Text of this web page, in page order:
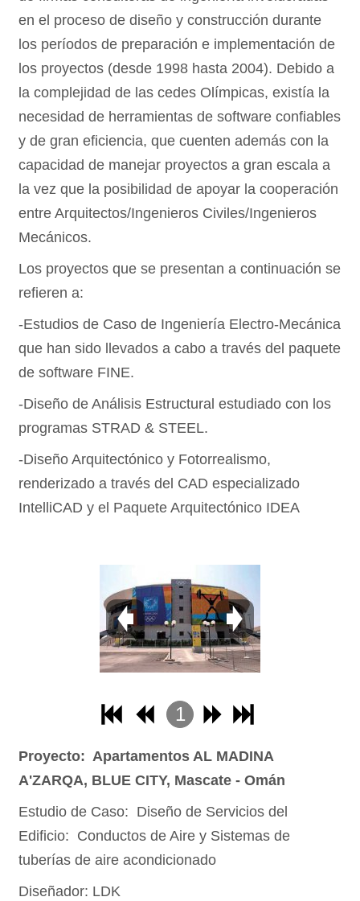
en el proceso de diseño y construcción durante
los períodos de preparación e implementación de
los proyectos (desde 1998 hasta 2004). Debido a
la complejidad de las cedes Olímpicas, existía la
necesidad de herramientas de software confiables
y de gran eficiencia, que cuenten además con la
capacidad de manejar proyectos a gran escala a
la vez que la posibilidad de apoyar la cooperación
entre Arquitectos/Ingenieros Civiles/Ingenieros
Mecánicos.
Los proyectos que se presentan a continuación se
refieren a:
-Estudios de Caso de Ingeniería Electro-Mecánica
que han sido llevados a cabo a través del paquete
de software FINE.
-Diseño de Análisis Estructural estudiado con los
programas STRAD & STEEL.
-Diseño Arquitectónico y Fotorrealismo,
renderizado a través del CAD especializado
IntelliCAD y el Paquete Arquitectónico IDEA
1
3
5
6
Proyecto: Apartamentos AL MADINA
A'ZARQA, BLUE CITY, Mascate - Omán
Estudio de Caso: Diseño de Servicios del
Edificio: Conductos de Aire y Sistemas de
tuberías de aire acondicionado
Diseñador: LDK